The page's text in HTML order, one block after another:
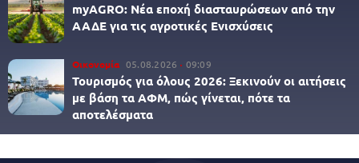
myAGRO: Νέα εποχή διασταυρώσεων από την
ΑΑΔΕ για τις αγροτικές Ενισχύσεις
Οικονομία 05.08.2026 09:09
Τουρισμός για όλους 2026: Ξεκινούν οι αιτήσεις
με βάση τα ΑΦΜ, πώς γίνεται, πότε τα
αποτελέσματα